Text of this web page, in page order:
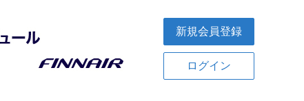
新規会員登録
ログイン